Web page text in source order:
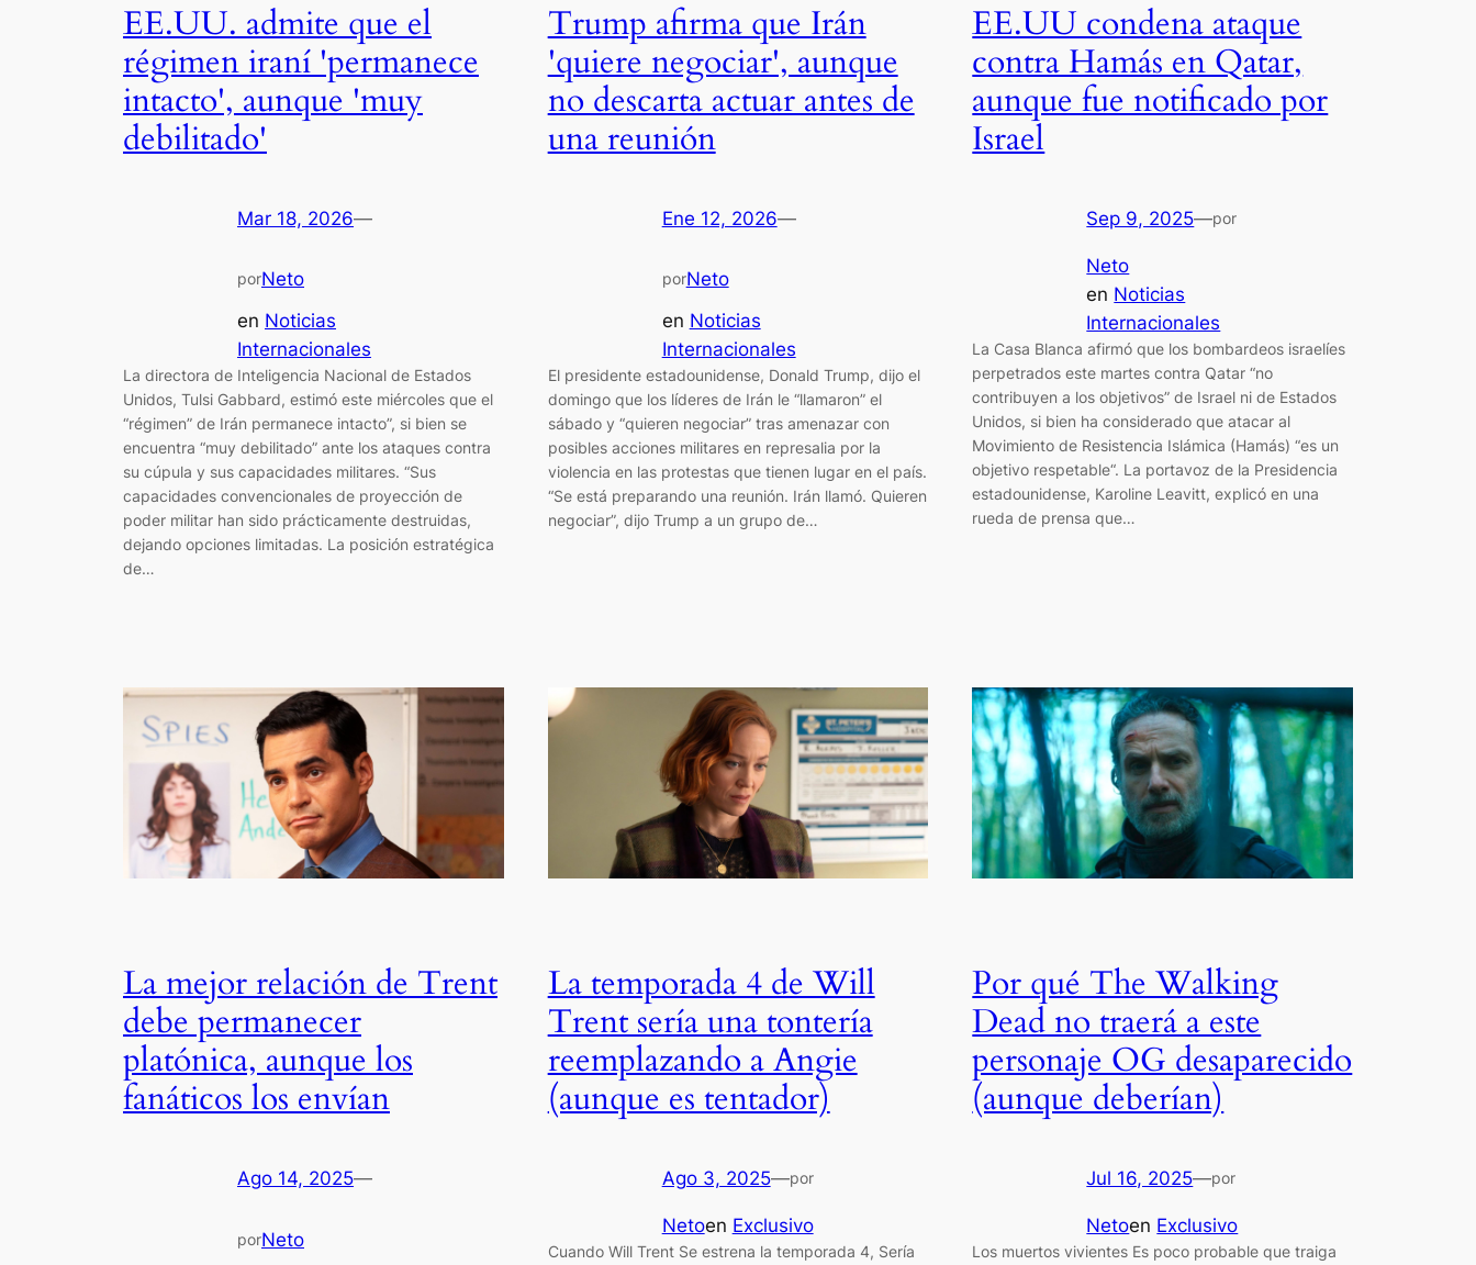
EE.UU. admite que el
régimen iraní 'permanece
intacto', aunque 'muy
debilitado'
Mar 18, 2026—
porNeto
en Noticias
Internacionales
La directora de Inteligencia Nacional de Estados
Unidos, Tulsi Gabbard, estimó este miércoles que el
“régimen” de Irán permanece intacto”, si bien se
encuentra “muy debilitado” ante los ataques contra
su cúpula y sus capacidades militares. “Sus
capacidades convencionales de proyección de
poder militar han sido prácticamente destruidas,
dejando opciones limitadas. La posición estratégica
de…
Trump afirma que Irán
'quiere negociar', aunque
no descarta actuar antes de
una reunión
Ene 12, 2026—
porNeto
en Noticias
Internacionales
El presidente estadounidense, Donald Trump, dijo el
domingo que los líderes de Irán le “llamaron” el
sábado y “quieren negociar” tras amenazar con
posibles acciones militares en represalia por la
violencia en las protestas que tienen lugar en el país.
“Se está preparando una reunión. Irán llamó. Quieren
negociar”, dijo Trump a un grupo de…
EE.UU condena ataque
contra Hamás en Qatar,
aunque fue notificado por
Israel
Sep 9, 2025—por
Neto
en Noticias
Internacionales
La Casa Blanca afirmó que los bombardeos israelíes
perpetrados este martes contra Qatar “no
contribuyen a los objetivos” de Israel ni de Estados
Unidos, si bien ha considerado que atacar al
Movimiento de Resistencia Islámica (Hamás) “es un
objetivo respetable“. La portavoz de la Presidencia
estadounidense, Karoline Leavitt, explicó en una
rueda de prensa que…
La mejor relación de Trent
debe permanecer
platónica, aunque los
fanáticos los envían
Ago 14, 2025—
porNeto
La temporada 4 de Will
Trent sería una tontería
reemplazando a Angie
(aunque es tentador)
Ago 3, 2025—por
Netoen Exclusivo
Cuando Will Trent Se estrena la temporada 4, Sería
Por qué The Walking
Dead no traerá a este
personaje OG desaparecido
(aunque deberían)
Jul 16, 2025—por
Netoen Exclusivo
Los muertos vivientes Es poco probable que traiga